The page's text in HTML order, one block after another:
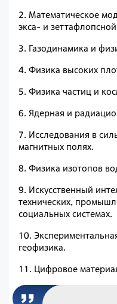
2. Математическое
экса- и
3. Газодинамика и
4. Физика высоких
5. Физика частиц и
6. Ядерная и
7. Исследования в
магнитных полях.
8. Физика изотопов
9. Искусственный
технических,
социальных системах.
10.
геофизика.
11. Цифровое